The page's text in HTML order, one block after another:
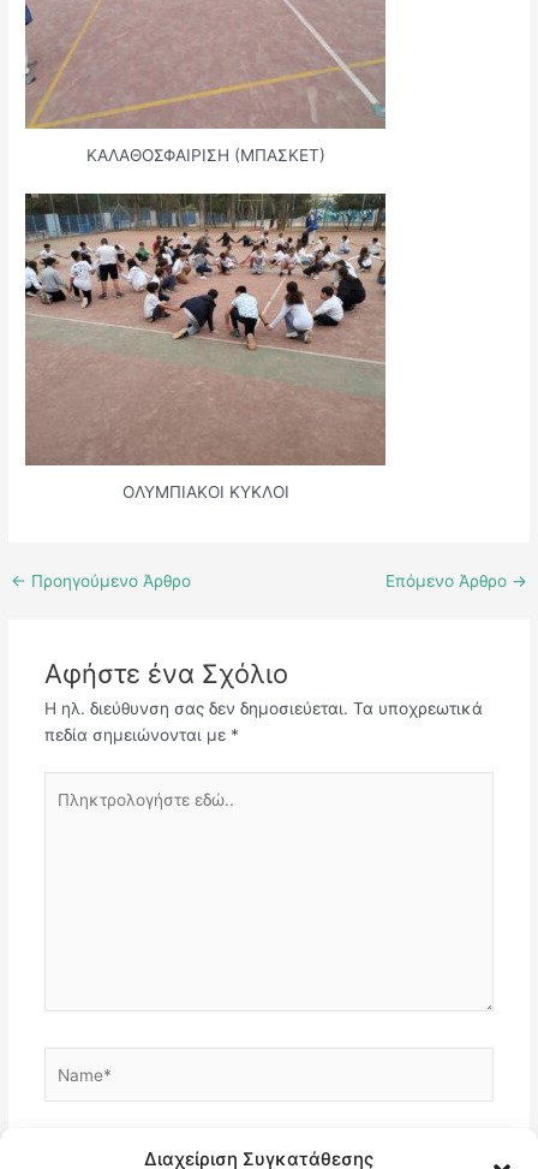
Διαχείριση Συγκατάθεσης
ΚΑΛΑΘΟΣΦΑΙΡΙΣΗ (ΜΠΑΣΚΕΤ)
ΟΛΥΜΠΙΑΚΟΙ ΚΥΚΛΟΙ
← Προηγούμενο Άρθρο Επόμενο Άρθρο →
Αφήστε ένα Σχόλιο
Η ηλ. διεύθυνση σας δεν δημοσιεύεται. Τα υποχρεωτικά
πεδία σημειώνονται με *
εδώ..